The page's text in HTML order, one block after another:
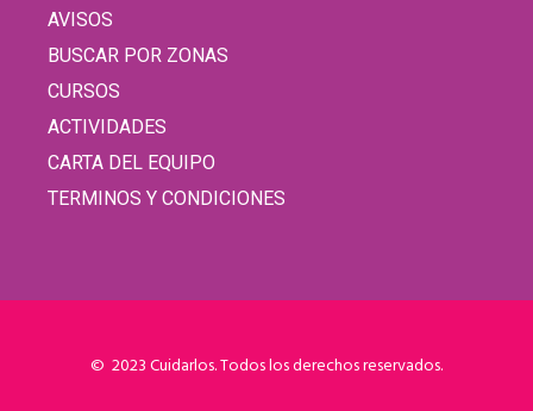
AVISOS
BUSCAR POR ZONAS
CURSOS
ACTIVIDADES
CARTA DEL EQUIPO
TERMINOS Y CONDICIONES
© 2023 Cuidarlos. Todos los derechos reservados.